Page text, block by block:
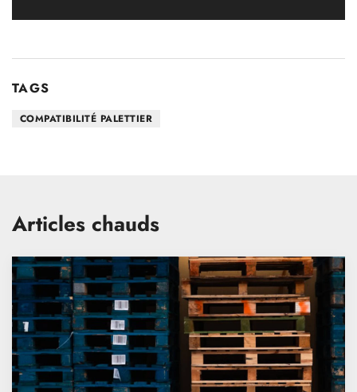
TAGS
COMPATIBILITÉ PALETTIER
Articles chauds